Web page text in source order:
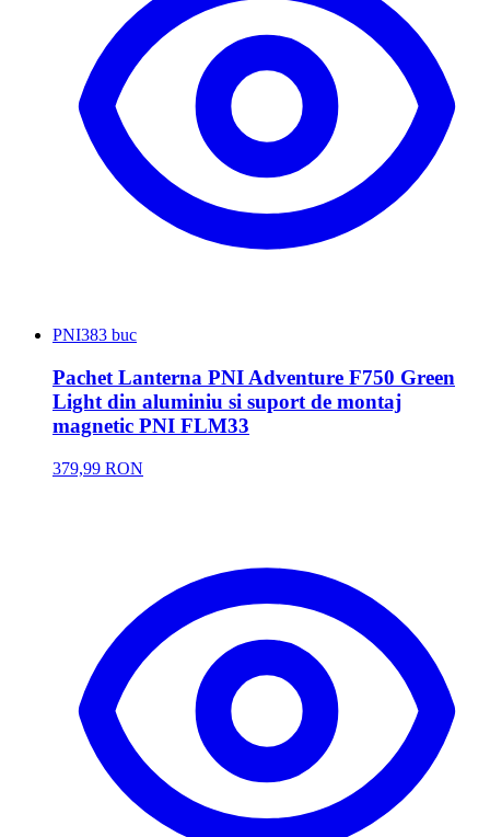
PNI383 buc
Pachet Lanterna PNI Adventure F750 Green
Light din aluminiu si suport de montaj
magnetic PNI FLM33
379,99 RON